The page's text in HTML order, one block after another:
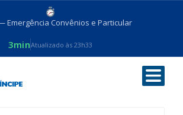
Emergência Convênios e Particular
3minAtualizado às 23h33